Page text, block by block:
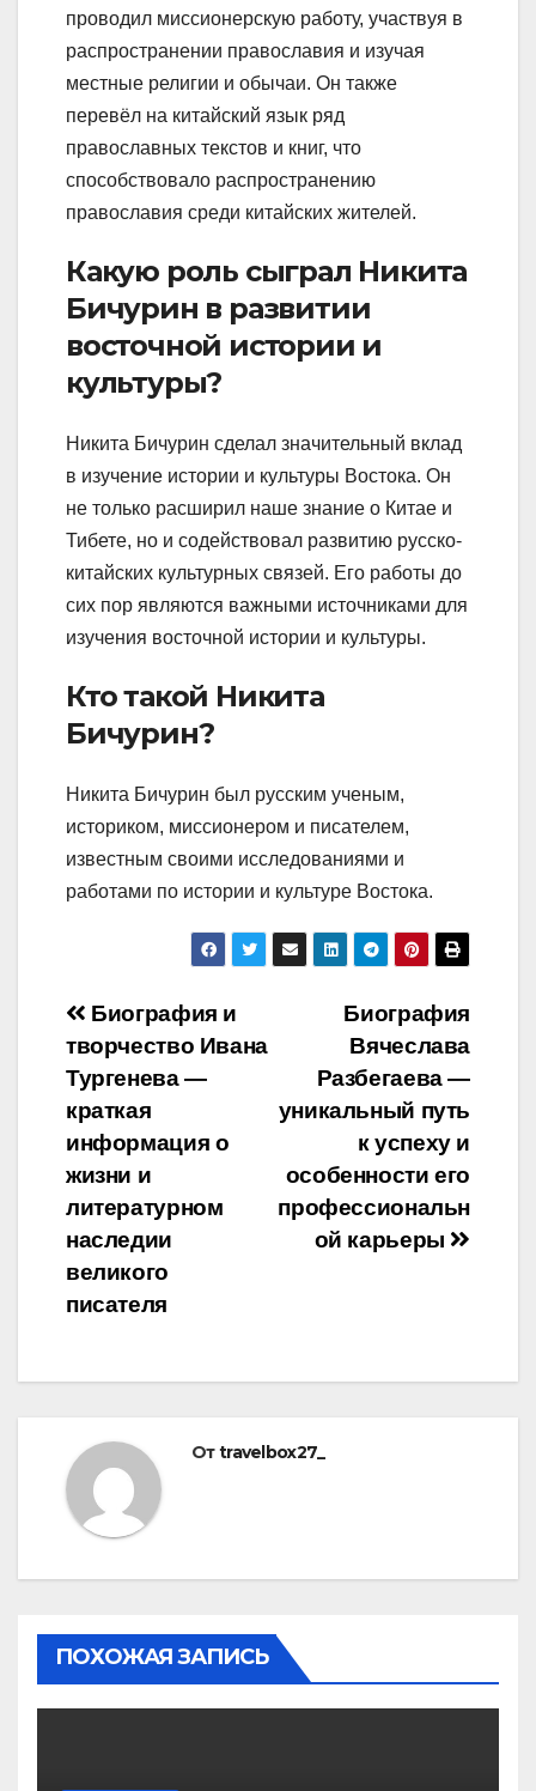
проводил миссионерскую работу, участвуя в
распространении православия и изучая
местные религии и обычаи. Он также
перевёл на китайский язык ряд
православных текстов и книг, что
способствовало распространению
православия среди китайских жителей.
Какую роль сыграл Никита
Бичурин в развитии
восточной истории и
культуры?
Никита Бичурин сделал значительный вклад
в изучение истории и культуры Востока. Он
не только расширил наше знание о Китае и
Тибете, но и содействовал развитию русско-
китайских культурных связей. Его работы до
сих пор являются важными источниками для
изучения восточной истории и культуры.
Кто такой Никита
Бичурин?
Никита Бичурин был русским ученым,
историком, миссионером и писателем,
известным своими исследованиями и
работами по истории и культуре Востока.
Навигация
по
записям
Биография
Вячеслава
Разбегаева —
уникальный путь
к успеху и
особенности его
профессиональн
ой карьеры
Биография и
творчество Ивана
Тургенева —
краткая
информация о
жизни и
литературном
наследии
великого
писателя
Отtravelbox27_
ПОХОЖАЯ ЗАПИСЬ